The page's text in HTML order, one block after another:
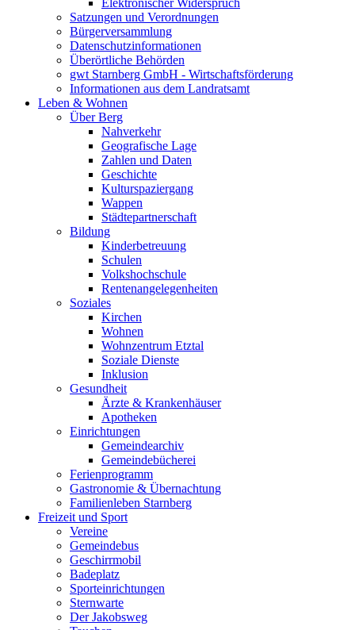
Elektronischer Widerspruch
Satzungen und Verordnungen
Bürgerversammlung
Datenschutzinformationen
Überörtliche Behörden
gwt Starnberg GmbH - Wirtschaftsförderung
Informationen aus dem Landratsamt
Leben & Wohnen
Über Berg
Nahverkehr
Geografische Lage
Zahlen und Daten
Geschichte
Kulturspaziergang
Wappen
Städtepartnerschaft
Bildung
Kinderbetreuung
Schulen
Volkshochschule
Rentenangelegenheiten
Soziales
Kirchen
Wohnen
Wohnzentrum Etztal
Soziale Dienste
Inklusion
Gesundheit
Ärzte & Krankenhäuser
Apotheken
Einrichtungen
Gemeindearchiv
Gemeindebücherei
Ferienprogramm
Gastronomie & Übernachtung
Familienleben Starnberg
Freizeit und Sport
Vereine
Gemeindebus
Geschirrmobil
Badeplatz
Sporteinrichtungen
Sternwarte
Der Jakobsweg